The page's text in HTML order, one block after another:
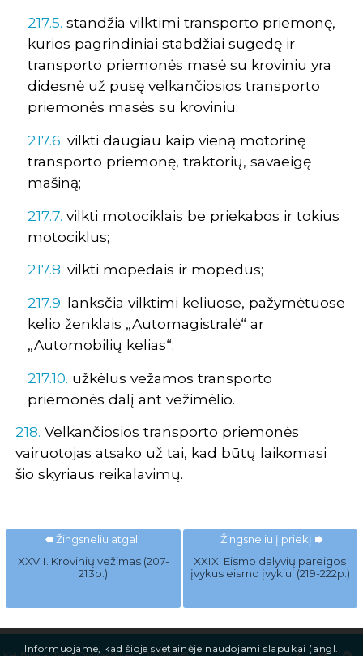
217.5. standžia vilktimi transporto priemonę,
kurios pagrindiniai stabdžiai sugedę ir
transporto priemonės masė su kroviniu yra
didesnė už pusę velkančiosios transporto
priemonės masės su kroviniu;
217.6. vilkti daugiau kaip vieną motorinę
transporto priemonę, traktorių, savaeigę
mašiną;
217.7. vilkti motociklais be priekabos ir tokius
motociklus;
217.8. vilkti mopedais ir mopedus;
217.9. lanksčia vilktimi keliuose, pažymėtuose
kelio ženklais „Automagistralė“ ar
„Automobilių kelias“;
217.10. užkėlus vežamos transporto
priemonės dalį ant vežimėlio.
218. Velkančiosios transporto priemonės
vairuotojas atsako už tai, kad būtų laikomasi
šio skyriaus reikalavimų.
Žingsneliu atgal
XXVII. Krovinių vežimas (207-
213p.)
Žingsneliu į priekį
XXIX. Eismo dalyvių pareigos
įvykus eismo įvykiui (219-222p.)
Informuojame, kad šioje svetainėje naudojami slapukai (angl.